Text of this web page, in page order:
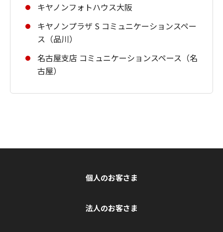
キヤノンフォトハウス大阪
キヤノンプラザ S コミュニケーションスペー
ス（品川）
名古屋支店 コミュニケーションスペース（名
古屋）
個人のお客さま
法人のお客さま